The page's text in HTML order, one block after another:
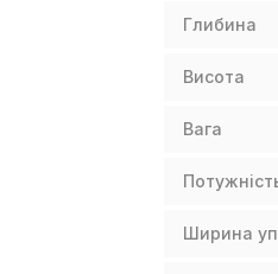
Глибина
Висота
Вага
Ширина